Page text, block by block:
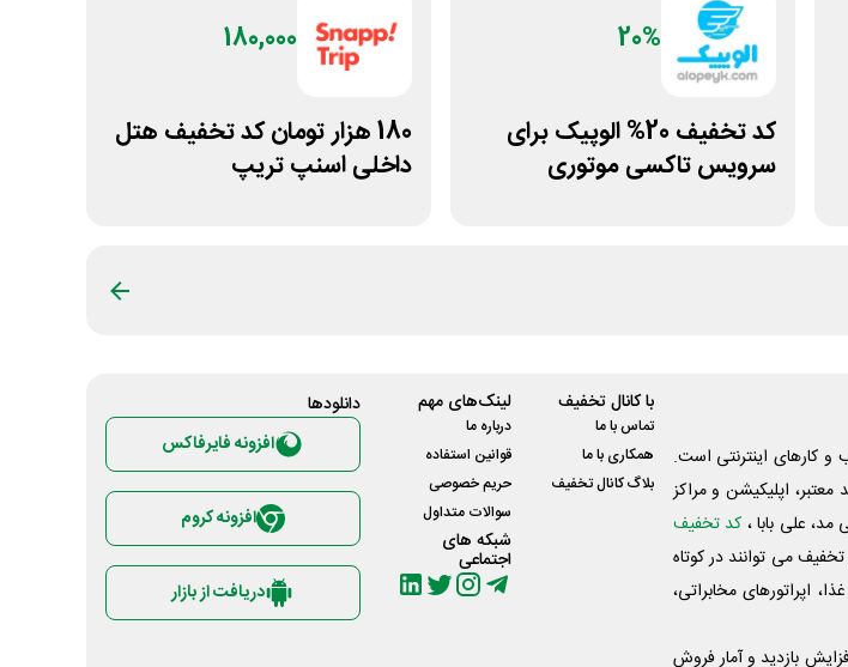
20%
کد تخفیف 20% الوپیک برای
سرویس تاکسی موتوری
180,000
180 هزار تومان کد تخفیف هتل
داخلی اسنپ تریپ
کارهای اینترنتی است.
اپلیکیشن و مراکز
علی‌ بابا ، کد تخفیف
می توانند در کوتاه
اپراتورهای مخابراتی،
بازدید و آمار فروش
با کانال تخفیف
تماس با ما
همکاری با ما
بلاگ کانال تخفیف
لینک‌های مهم
درباره ما
قوانین استفاده
حریم خصوصی
سوالات متداول
شبکه های
اجتماعی
دانلود‌ها
افزونه فایرفاکس
افزونه کروم
دریافت از بازار